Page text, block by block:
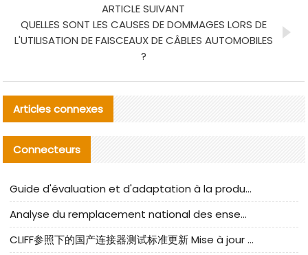
ARTICLE SUIVANT
QUELLES SONT LES CAUSES DE DOMMAGES LORS DE
L'UTILISATION DE FAISCEAUX DE CÂBLES AUTOMOBILES
?
Articles connexes
Connecteurs
Guide d'évaluation et d'adaptation à la production des composants de câbles nationaux CNC Tech
Analyse du remplacement national des ensembles de câbles à fréquence élevée I-PEX
CLIFF参照下的国产连接器测试标准更新 Mise à jour des normes de test des connecteurs nationaux sous la référence CLIFF